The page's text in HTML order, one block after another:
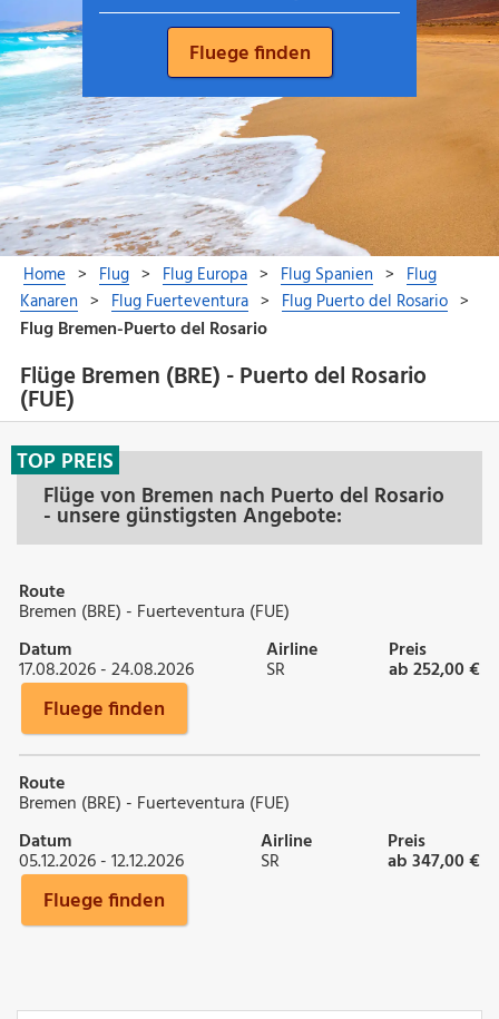
Flüge Bremen (BRE) - Puerto del Rosario
(FUE)
Flüge von Bremen nach Puerto del Rosario
- unsere günstigsten Angebote:
TOP PREIS
Route
Bremen (BRE) - Fuerteventura (FUE)
Datum
17.08.2026 - 24.08.2026
Airline
SR
Preis
ab 252,00 €
Fluege finden
Route
Bremen (BRE) - Fuerteventura (FUE)
Datum
05.12.2026 - 12.12.2026
Airline
SR
Preis
ab 347,00 €
Fluege finden